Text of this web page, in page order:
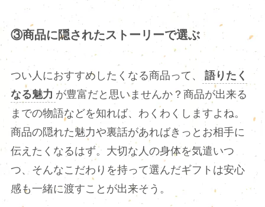
③商品に隠されたストーリーで選ぶ
つい人におすすめしたくなる商品って、
語りたく
なる魅力 が豊富だと思いませんか？商品が出来る
までの物語などを知れば、わくわくしますよね。
商品の隠れた魅力や裏話があればきっとお相手に
伝えたくなるはず。大切な人の身体を気遣いつ
つ、そんなこだわりを持って選んだギフトは安心
感も一緒に渡すことが出来そう。